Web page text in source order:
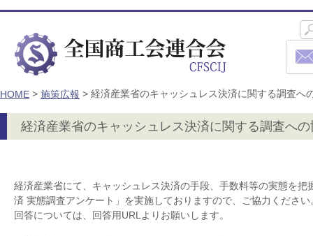
HOME > 施策広報 > 経済産業省のキャッシュレス決済に関する調査へ
経済産業省のキャッシュレス決済に関する調査へ
経済産業省にて、キャッシュレス決済の手段、手数料等の実態を把
済 実態調査アンケート」を実施しておりますので、ご協力ください
回答については、回答用URLよりお願いします。